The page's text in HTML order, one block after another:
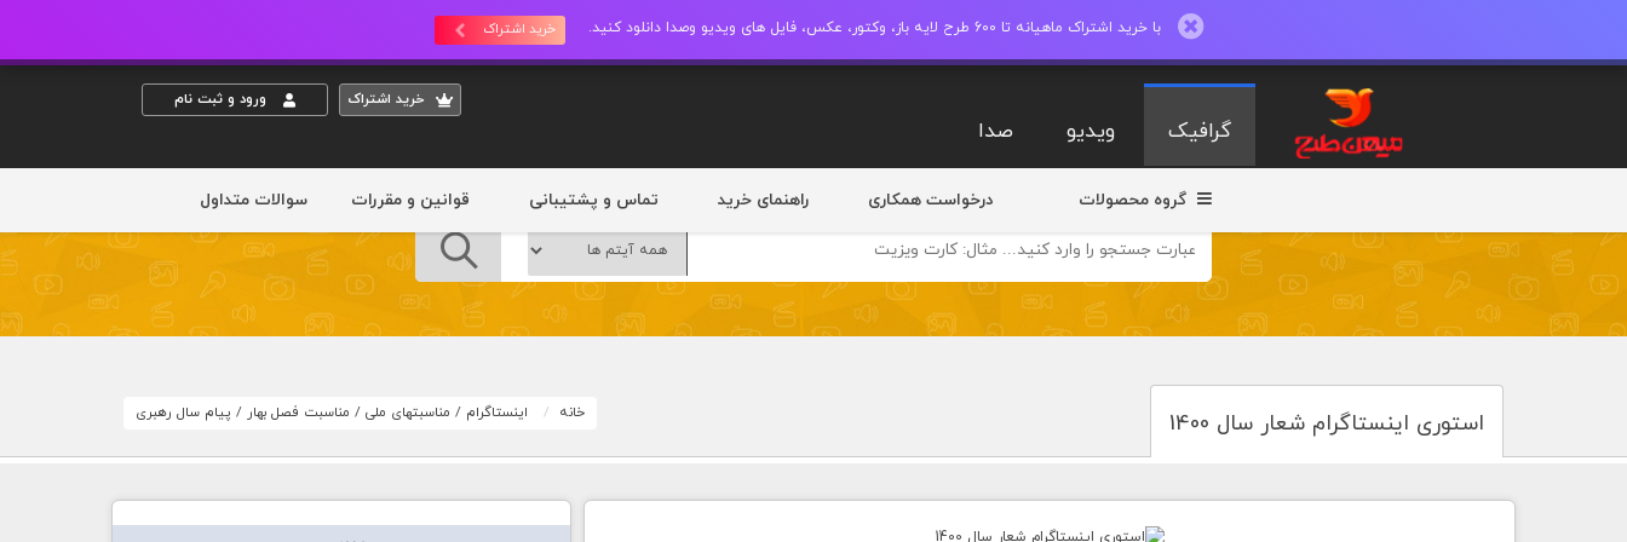
با خرید اشتراک ماهیانه تا 600 طرح لایه باز، وکتور، عکس، فایل های ویدیو وصدا دانلود کنید. خرید اشتراک
خريد اشتراک ورود و ثبت نام
گرافیک ویدیو صدا
گروه محصولات درخواست همکاری راهنمای خرید تماس و پشتیبانی قوانین و مقررات سوالات متداول
استوری اینستاگرام شعار سال 1400 خانه اینستاگرام / مناسبتهای ملی / مناسبت فصل بهار / پیام سال رهبری